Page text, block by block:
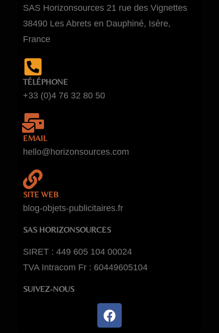
SAS Horizonsources 21 rue des Vignettes
38490 Les Abrets en Dauphiné, Isère,
France
TÉLÉPHONE
+33 (0)4 76 32 80 50
EMAIL
hello@horizonsources.com
SITE WEB
blog-objets-publicitaires.fr
SAS HORIZONSOURCES
SIRET : 449 605 104 00024
TVA Intracom Fr : 60449605104
SUIVEZ-NOUS